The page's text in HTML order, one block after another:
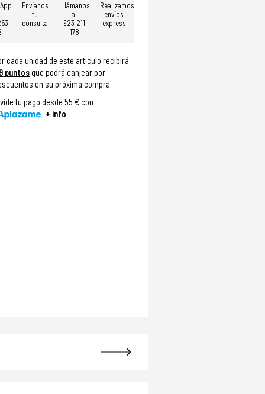
Envíanos
tu
consulta
Llámanos
al
923 211
178
Realizamos
envíos
express
cada unidad de este articulo recibirá
puntos que podrá canjear por
en su próxima compra.
tu pago desde 55 € con
+ info